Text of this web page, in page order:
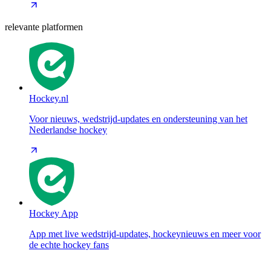
relevante platformen
Hockey.nl
Voor nieuws, wedstrijd-updates en ondersteuning van het
Nederlandse hockey
Hockey App
App met live wedstrijd-updates, hockeynieuws en meer voor
de echte hockey fans